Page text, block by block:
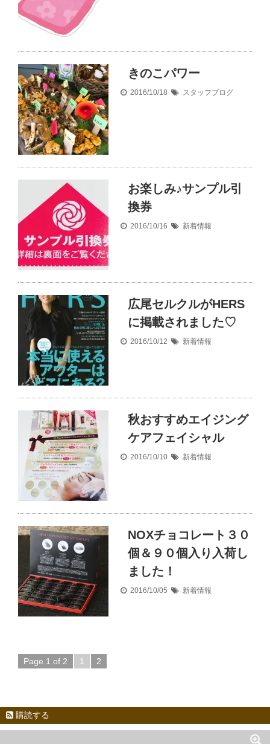
きのこパワー
2016/10/18 スタッフブログ
お楽しみ♪サンプル引
換券
2016/10/16 新着情報
広尾セルクルがHERS
に掲載されました♡
2016/10/12 新着情報
秋おすすめエイジング
ケアフェイシャル
2016/10/10 新着情報
NOXチョコレート３０
個＆９０個入り入荷し
ました！
2016/10/05 新着情報
Page 1 of 2 1 2
購読する